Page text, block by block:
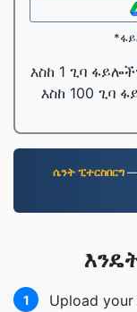
እስከ 1 ጊባ
እስከ 100 ጊባ
ሴንት ፒተርስበርግ —
1
Upload